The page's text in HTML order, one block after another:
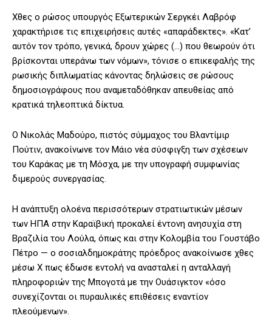
Χθες ο ρώσος υπουργός Εξωτερικών Σεργκέι Λαβρόφ
χαρακτήρισε τις επιχειρήσεις αυτές «απαράδεκτες». «Κατ’
αυτόν τον τρόπο, γενικά, δρουν χώρες (…) που θεωρούν ότι
βρίσκονται υπεράνω των νόμων», τόνισε ο επικεφαλής της
ρωσικής διπλωματίας κάνοντας δηλώσεις σε ρώσους
δημοσιογράφους που αναμεταδόθηκαν απευθείας από
κρατικά τηλεοπτικά δίκτυα.
Ο Νικολάς Μαδούρο, πιστός σύμμαχος του Βλαντίμιρ
Πούτιν, ανακοίνωνε τον Μάιο νέα σύσφιγξη των σχέσεων
του Καράκας με τη Μόσχα, με την υπογραφή συμφωνίας
διμερούς συνεργασίας.
Η ανάπτυξη ολοένα περισσότερων στρατιωτικών μέσων
των ΗΠΑ στην Καραϊβική προκαλεί έντονη ανησυχία στη
Βραζιλία του Λούλα, όπως και στην Κολομβία του Γουστάβο
Πέτρο — ο σοσιαλδημοκράτης πρόεδρος ανακοίνωσε χθες
μέσω X πως έδωσε εντολή να ανασταλεί η ανταλλαγή
πληροφοριών της Μπογοτά με την Ουάσιγκτον «όσο
συνεχίζονται οι πυραυλικές επιθέσεις εναντίον
πλεούμενων».